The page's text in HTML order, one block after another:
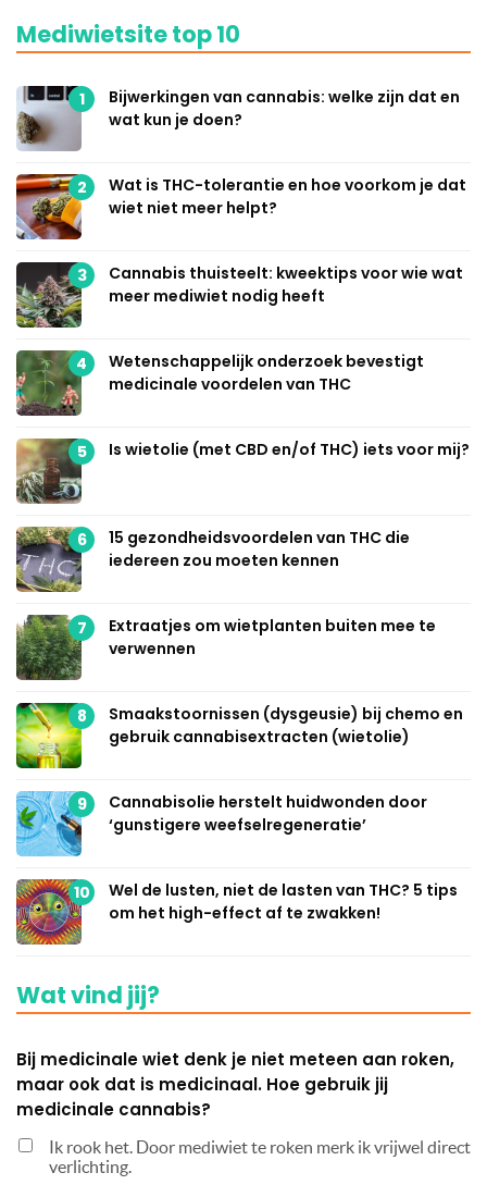
Mediwietsite top 10
1
Bijwerkingen van cannabis: welke zijn dat en
wat kun je doen?
2
Wat is THC-tolerantie en hoe voorkom je dat
wiet niet meer helpt?
3
Cannabis thuisteelt: kweektips voor wie wat
meer mediwiet nodig heeft
4
Wetenschappelijk onderzoek bevestigt
medicinale voordelen van THC
5 Is wietolie (met CBD en/of THC) iets voor mij?
6
15 gezondheidsvoordelen van THC die
iedereen zou moeten kennen
7
Extraatjes om wietplanten buiten mee te
verwennen
8
Smaakstoornissen (dysgeusie) bij chemo en
gebruik cannabisextracten (wietolie)
9
Cannabisolie herstelt huidwonden door
‘gunstigere weefselregeneratie’
10
Wel de lusten, niet de lasten van THC? 5 tips
om het high-effect af te zwakken!
Wat vind jij?
Bij medicinale wiet denk je niet meteen aan roken,
maar ook dat is medicinaal. Hoe gebruik jij
medicinale cannabis?
Ik rook het. Door mediwiet te roken merk ik vrijwel direct
verlichting.